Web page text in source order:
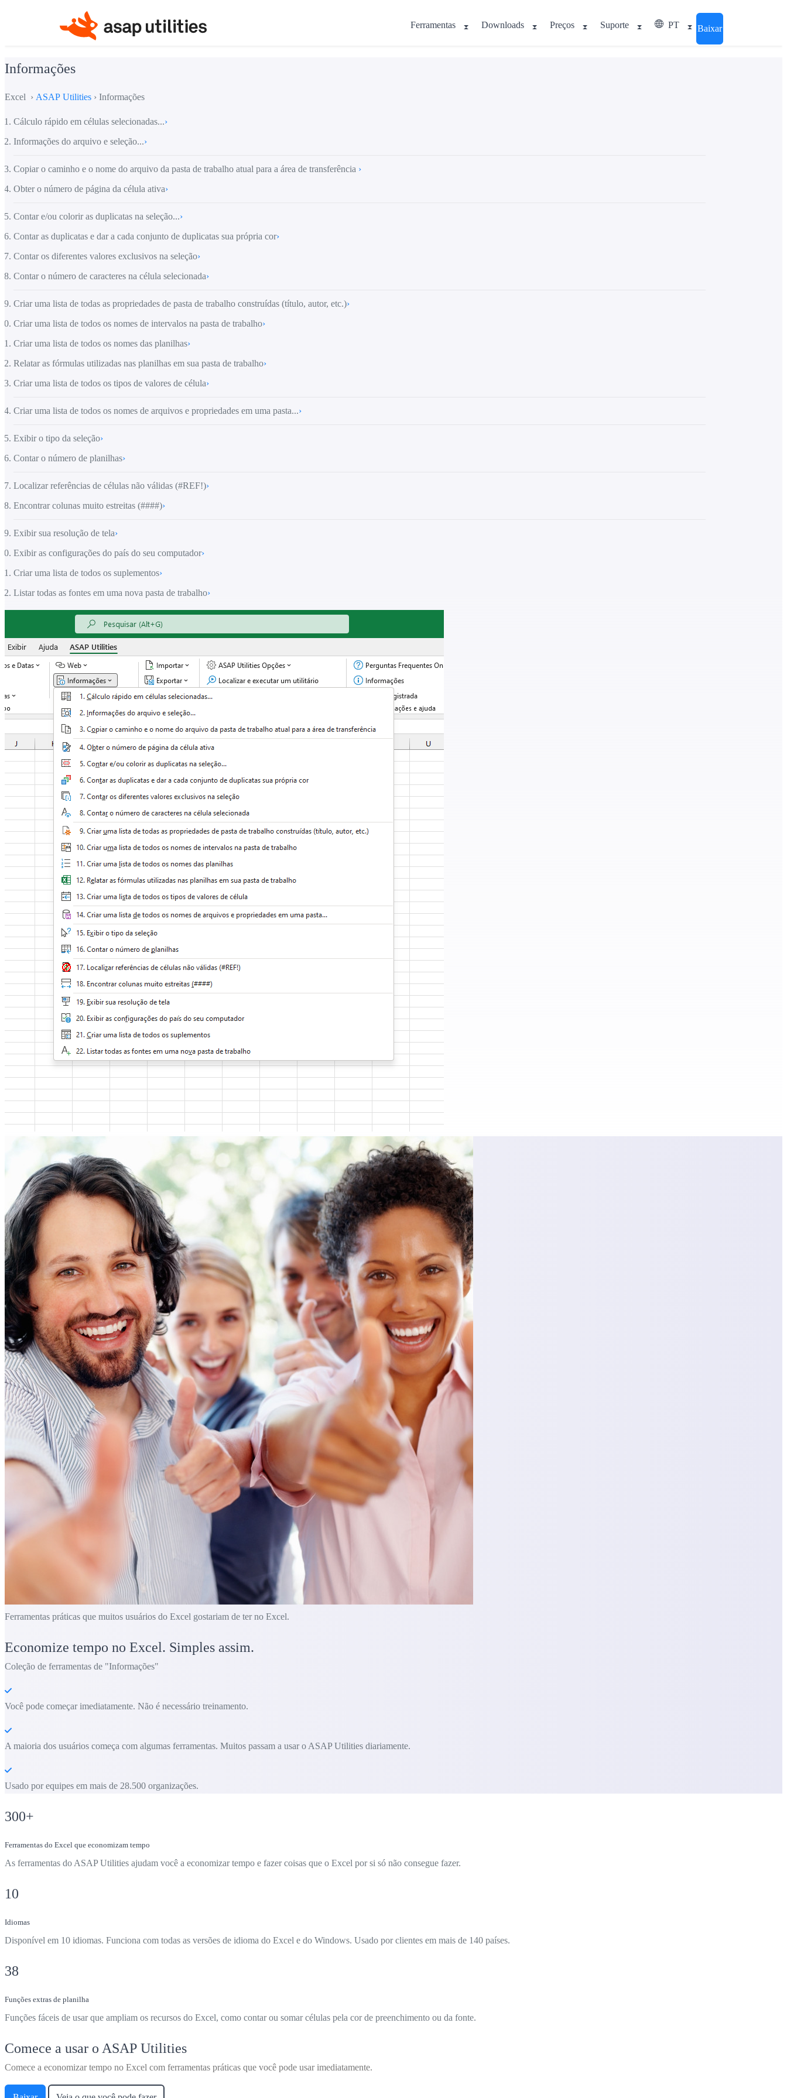
Ferramentas Downloads Preços Suporte PT Baixar
Informações
Excel › ASAP Utilities › Informações
Cálculo rápido em células selecionadas...›
Informações do arquivo e seleção...›
Copiar o caminho e o nome do arquivo da pasta de trabalho atual para a área de transferência ›
Obter o número de página da célula ativa›
Contar e/ou colorir as duplicatas na seleção...›
Contar as duplicatas e dar a cada conjunto de duplicatas sua própria cor›
Contar os diferentes valores exclusivos na seleção›
Contar o número de caracteres na célula selecionada›
Criar uma lista de todas as propriedades de pasta de trabalho construídas (título, autor, etc.)›
Criar uma lista de todos os nomes de intervalos na pasta de trabalho›
Criar uma lista de todos os nomes das planilhas›
Relatar as fórmulas utilizadas nas planilhas em sua pasta de trabalho›
Criar uma lista de todos os tipos de valores de célula›
Criar uma lista de todos os nomes de arquivos e propriedades em uma pasta...›
Exibir o tipo da seleção›
Contar o número de planilhas›
Localizar referências de células não válidas (#REF!)›
Encontrar colunas muito estreitas (####)›
Exibir sua resolução de tela›
Exibir as configurações do país do seu computador›
Criar uma lista de todos os suplementos›
Listar todas as fontes em uma nova pasta de trabalho›
Ferramentas práticas que muitos usuários do Excel gostariam de ter no Excel.
Economize tempo no Excel. Simples assim.
Coleção de ferramentas de "Informações"
Você pode começar imediatamente. Não é necessário treinamento.
A maioria dos usuários começa com algumas ferramentas. Muitos passam a usar o ASAP Utilities diariamente.
Usado por equipes em mais de 28.500 organizações.
300+
Ferramentas do Excel que economizam tempo
As ferramentas do ASAP Utilities ajudam você a economizar tempo e fazer coisas que o Excel por si só não consegue fazer.
10
Idiomas
Disponível em 10 idiomas. Funciona com todas as versões de idioma do Excel e do Windows. Usado por clientes em mais de 140 países.
38
Funções extras de planilha
Funções fáceis de usar que ampliam os recursos do Excel, como contar ou somar células pela cor de preenchimento ou da fonte.
Comece a usar o ASAP Utilities
Comece a economizar tempo no Excel com ferramentas práticas que você pode usar imediatamente.